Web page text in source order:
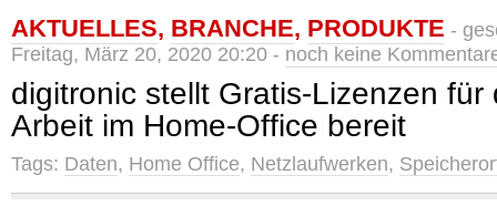
AKTUELLES, BRANCHE, PRODUKTE -
Freitag, März 20, 2020 20:20 - noch keine
digitronic stellt Gratis-Lizenzen für
Arbeit im Home-Office bereit
Tags: Daten, Home Office, Netzlaufwerken,